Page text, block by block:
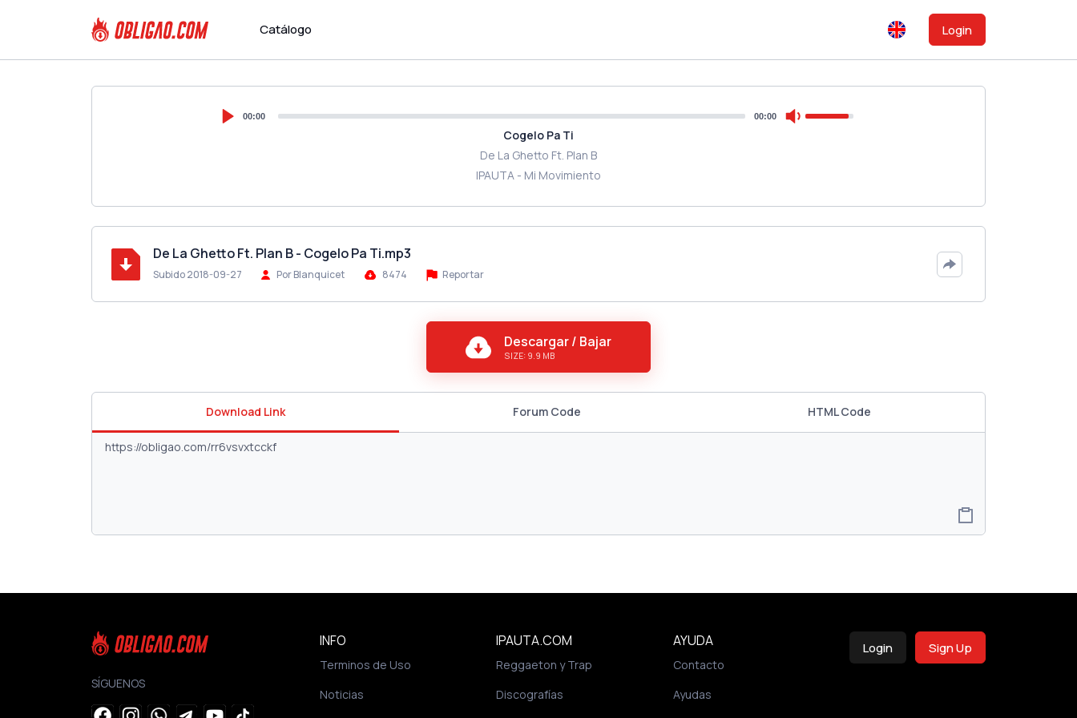
Catálogo Login
00:00 00:00
Cogelo Pa Ti
De La Ghetto Ft. Plan B
IPAUTA - Mi Movimiento
De La Ghetto Ft. Plan B - Cogelo Pa Ti.mp3
Subido 2018-09-27 Por Blanquicet 8474 Reportar
Descargar / Bajar
SIZE: 9.9 MB
Download Link Forum Code HTML Code
SÍGUENOS
INFO
Terminos de Uso
Noticias
IPAUTA.COM
Reggaeton y Trap
Discografías
AYUDA
Contacto
Ayudas
Login Sign Up